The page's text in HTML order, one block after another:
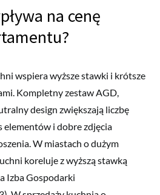
na cenę
wspiera wyższe stawki i krótsze
Kompletny zestaw AGD,
design zwiększają liczbę
elementów i dobre zdjęcia
W miastach o dużym
koreluje z wyższą stawką
Izba Gospodarki